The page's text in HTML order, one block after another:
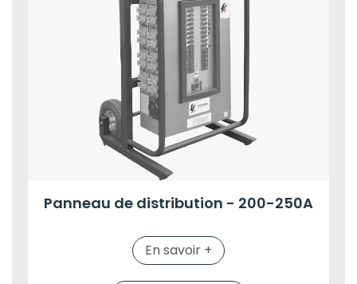
Panneau de distribution - 200-250A
En savoir +